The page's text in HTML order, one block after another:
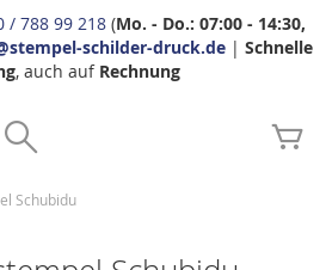
/ 788 99 218 (Mo. - Do.: 07:00 - 14:30,
schilder-druck.de| Schnelle
, auch auf Rechnung
Schubidu